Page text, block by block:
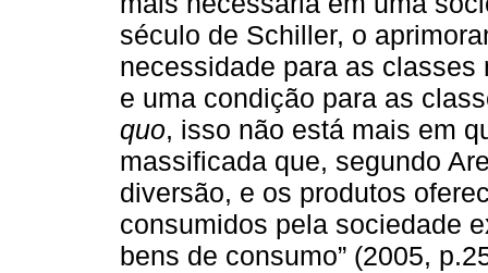
século de Schiller, o
necessidade para as
e uma condição para as
quo, isso não está mais em
massificada que, segundo
diversão, e os produtos
consumidos pela sociedade
bens de consumo” (2005,